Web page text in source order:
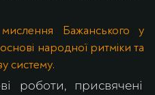
Бажанського у
народної ритміки та
систему.
роботи, присвячені